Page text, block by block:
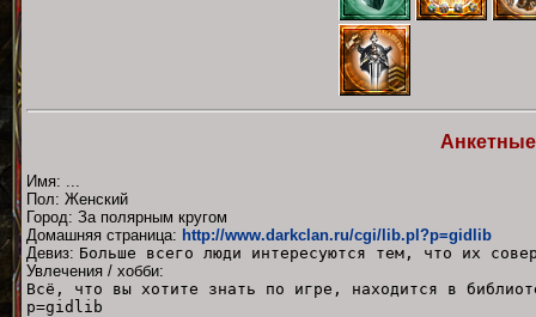
Имя: ...
Пол: Женский
Город: За полярным кругом
Домашняя страница: http://www.darkclan.ru/cgi/lib.pl?p=gidlib
Девиз: Больше всего люди интересуются тем, что их
Увлечения / хобби:
Всё, что вы хотите знать по игре, находится в
p=gidlib